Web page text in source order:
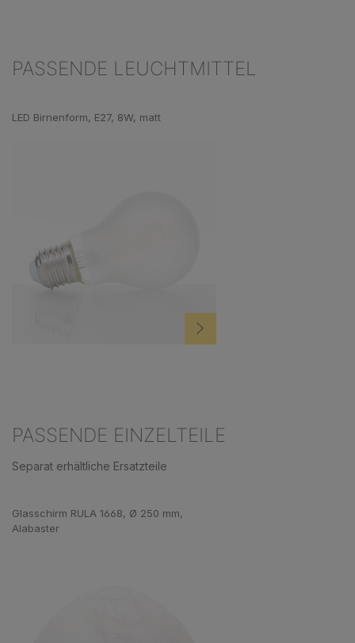
PASSENDE LEUCHTMITTEL
LED Birnenform, E27, 8W, matt
PASSENDE EINZELTEILE
Separat erhältliche Ersatzteile
Glasschirm RULA 1668, Ø 250 mm,
Alabaster